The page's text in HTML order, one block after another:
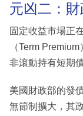
元凶二：
固定收益市場正
（Term
非滾動持有短期
美國財政部的發
無節制擴大，其